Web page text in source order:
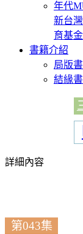
年代
新台
育基
書籍介紹
局版
結緣
詳細內容
第043集